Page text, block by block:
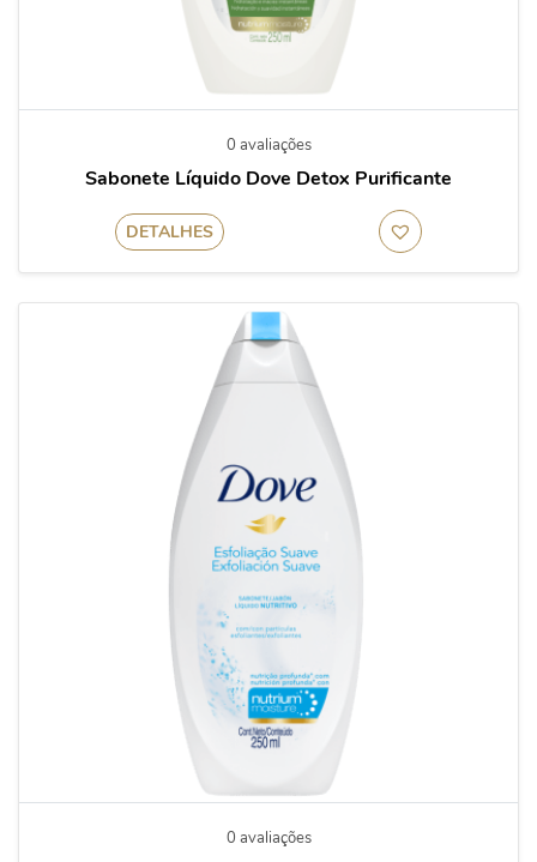
0 avaliações
Sabonete Líquido Dove Detox Purificante
DETALHES
0 avaliações